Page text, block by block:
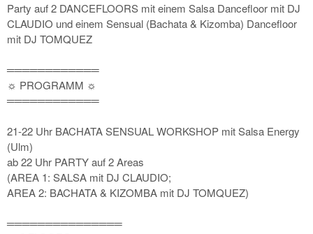
Party auf 2 DANCEFLOORS mit einem Salsa Dancefloor mit DJ
CLAUDIO und einem Sensual (Bachata & Kizomba) Dancefloor
mit DJ TOMQUEZ
════════════
☼ PROGRAMM ☼
════════════
21-22 Uhr BACHATA SENSUAL WORKSHOP mit Salsa Energy
(Ulm)
ab 22 Uhr PARTY auf 2 Areas
(AREA 1: SALSA mit DJ CLAUDIO;
AREA 2: BACHATA & KIZOMBA mit DJ TOMQUEZ)
═══════════════